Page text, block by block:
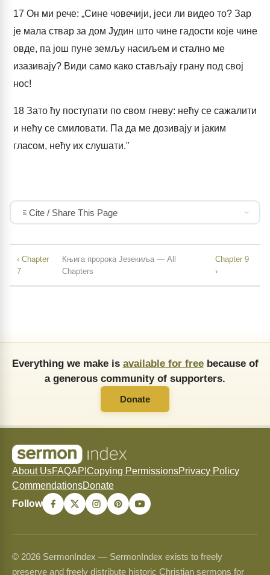
17 Он ми рече: „Сине човечији, јеси ли видео то? Зар
је мала ствар за дом Јудин што чине гадости које чине
овде, па још пуне земљу насиљем и стално ме
изазивају? Види само како стављају грану под свој
нос!
18 Зато ћу поступати по свом гневу: нећу се сажалити
и нећу се смиловати. Па да ме дозивају и јаким
гласом, нећу их слушати."
Cite / Share This Page
‹ Chapter
7
Књига пророка Језекиља — All
Chapters
Chapter 9
›
Everything we make is available for freebecause of
a generous community of supporters.
Donate
About UsFAQAPI Copying PermissionsPrivacy Policy
CommendationsDonate
Follow
© 2026 SermonIndex — SermonIndex exists to freely
preserve and freely distribute historic Christian sermons for